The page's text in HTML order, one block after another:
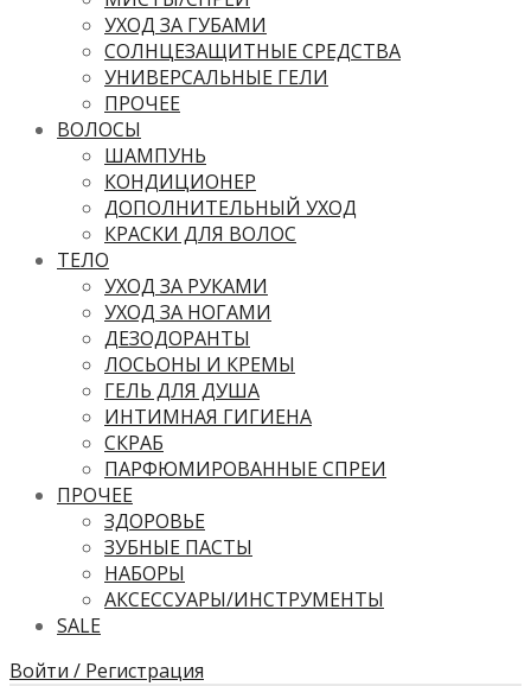
УХОД ЗА ГУБАМИ
СОЛНЦЕЗАЩИТНЫЕ СРЕДСТВА
УНИВЕРСАЛЬНЫЕ ГЕЛИ
ПРОЧЕЕ
ВОЛОСЫ
ШАМПУНЬ
КОНДИЦИОНЕР
ДОПОЛНИТЕЛЬНЫЙ УХОД
КРАСКИ ДЛЯ ВОЛОС
ТЕЛО
УХОД ЗА РУКАМИ
УХОД ЗА НОГАМИ
ДЕЗОДОРАНТЫ
ЛОСЬОНЫ И КРЕМЫ
ГЕЛЬ ДЛЯ ДУША
ИНТИМНАЯ ГИГИЕНА
СКРАБ
ПАРФЮМИРОВАННЫЕ СПРЕИ
ПРОЧЕЕ
ЗДОРОВЬЕ
ЗУБНЫЕ ПАСТЫ
НАБОРЫ
АКСЕССУАРЫ/ИНСТРУМЕНТЫ
SALE
Войти / Регистрация